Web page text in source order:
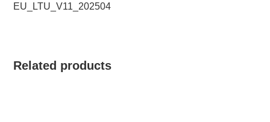
EU_LTU_V11_202504
Related products